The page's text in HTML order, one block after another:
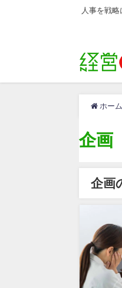
人事を戦
ホーム
企画
企画